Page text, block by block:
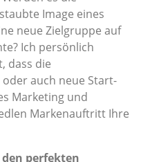
Image eines
neue Zielgruppe auf
Ich persönlich
dass die
auch neue Start-
Marketing und
Markenauftritt Ihre
perfekten